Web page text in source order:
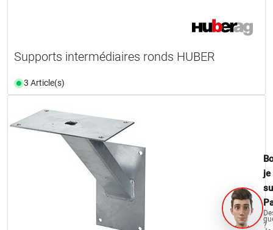
Supports intermédiaires ronds HUBER
3 Article(s)
je
?